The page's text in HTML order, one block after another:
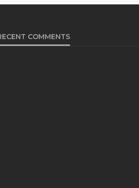
COMMENTS